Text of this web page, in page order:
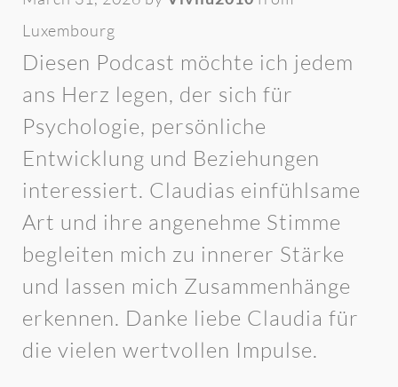
Luxembourg
Diesen Podcast möchte ich jedem
ans Herz legen, der sich für
Psychologie, persönliche
Entwicklung und Beziehungen
interessiert. Claudias einfühlsame
Art und ihre angenehme Stimme
begleiten mich zu innerer Stärke
und lassen mich Zusammenhänge
erkennen. Danke liebe Claudia für
die vielen wertvollen Impulse.